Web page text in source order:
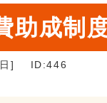
助成制
] ID:446